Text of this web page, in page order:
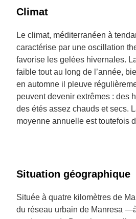
Climat
Le climat, méditerranéen à
caractérise par une oscillation
favorise les gelées hivernales.
faible tout au long de l’année,
en automne il pleuve
peuvent devenir extrêmes : des
des étés assez chauds et secs.
moyenne annuelle est toutefois
Situation géographique
Située à quatre kilomètres de
du réseau urbain de Manresa